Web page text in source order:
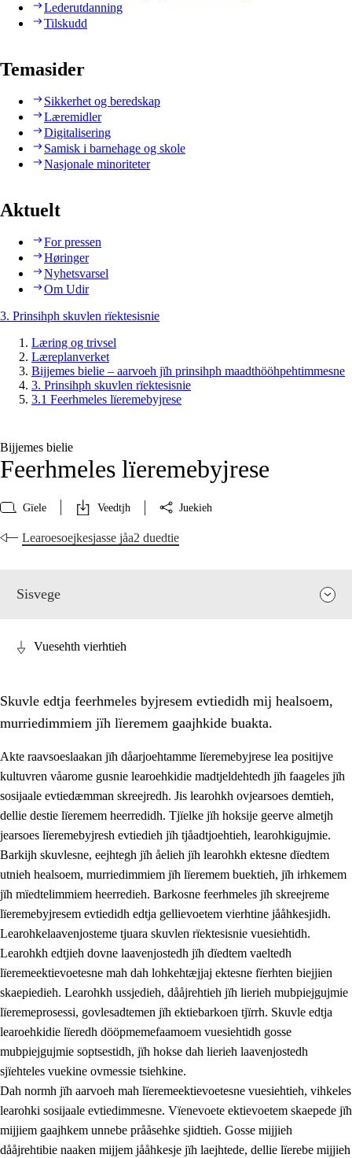
Lederutdanning
Tilskudd
Temasider
Sikkerhet og beredskap
Læremidler
Digitalisering
Samisk i barnehage og skole
Nasjonale minoriteter
Aktuelt
For pressen
Høringer
Nyhetsvarsel
Om Udir
3. Prinsihph skuvlen rïektesisnie
Læring og trivsel
Læreplanverket
Bijjemes bielie – aarvoeh jïh prinsihph maadthööhpehtimmesne
3. Prinsihph skuvlen rïektesisnie
3.1 Feerhmeles lïeremebyjrese
Bijjemes bielie
Feerhmeles lïeremebyjrese
Gïele Veedtjh Juekieh
Learoesoejkesjasse jåa2 duedtie
Sisvege
3. Prinsihph skuvlen rïektesisnie
3.1 Feerhmeles lïeremebyjrese
3.2 Ööhpehtimmie jïh sjïehtedamme lïerehtimmie
3.3 Gåetie jïh skuvle laavenjostoeh
3.4 Lïerehtimmie learoesïeltesne jïh barkoejielemisnie
3.5 Profesjonsektievoete jïh skuvleevtiedimmie
Vuesehth vierhtieh
Skuvle edtja feerhmeles byjresem evtiedidh mij healsoem,
murriedimmiem jïh lïeremem gaajhkide buakta.
Akte raavsoeslaakan jïh dåarjoehtamme lïeremebyjrese lea positijve
kultuvren våarome gusnie learoehkidie madtjeldehtedh jïh faageles jïh
sosijaale evtiedæmman skreejredh. Jis learohkh ovjearsoes demtieh,
dellie destie lïeremem heerredidh. Tjïelke jïh hoksije geerve almetjh
jearsoes lïeremebyjresh evtiedieh jïh tjåadtjoehtieh, learohkigujmie.
Barkijh skuvlesne, eejhtegh jïh åelieh jïh learohkh ektesne dïedtem
utnieh healsoem, murriedimmiem jïh lïeremem buektieh, jïh irhkemem
jïh mïedtelimmiem heerredieh. Barkosne feerhmeles jïh skreejreme
lïeremebyjresem evtiedidh edtja gellievoetem vierhtine jååhkesjidh.
Learohkelaavenjosteme tjuara skuvlen rïektesisnie vuesiehtidh.
Learohkh edtjieh dovne laavenjostedh jïh dïedtem vaeltedh
lïeremeektievoetesne mah dah lohkehtæjjaj ektesne fïerhten biejjien
skaepiedieh. Learohkh ussjedieh, dååjrehtieh jïh lierieh mubpiejgujmie
lïeremeprosessi, govlesadtemen jïh ektiebarkoen tjïrrh. Skuvle edtja
learoehkidie lïeredh dööpmemefaamoem vuesiehtidh gosse
mubpiejgujmie soptsestidh, jïh hokse dah lierieh laavenjostedh
sjïehteles vuekine ovmessie tsiehkine.
Dah normh jïh aarvoeh mah lïeremeektievoetesne vuesiehtieh, vihkeles
learohki sosijaale evtiedimmesne. Vïenevoete ektievoetem skaepede jïh
mijjiem gaajhkem unnebe prååsehke sjidtieh. Gosse mijjieh
dååjrehtibie naaken mijjem jååhkesje jïh laejhtede, dellie lïerebe mijjieh